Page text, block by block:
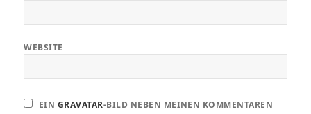
WEBSITE
EIN GRAVATAR-BILD NEBEN MEINEN KOMMENTAREN